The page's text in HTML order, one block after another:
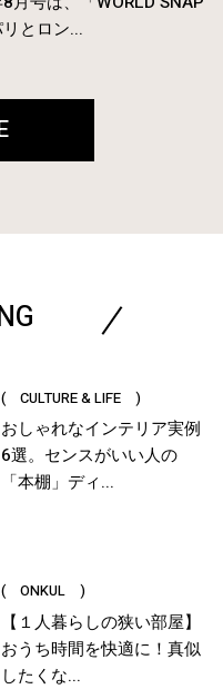
とロン...
( CULTURE & LIFE )
おしゃれなインテリア実例
6選。センスがいい人の
「本棚」ディ...
( ONKUL )
【１人暮らしの狭い部屋】
おうち時間を快適に！真似
したくな...